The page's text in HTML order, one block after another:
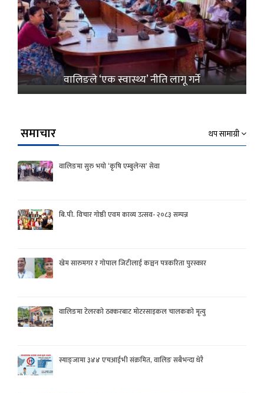
वालिङले ‘एक स्वास्थ्य’ नीति लागू गर्ने
समाचार थप सामाग्री
वालिङमा सुरु भयो ‘कृषि एम्बुलेन्स’ सेवा
बि.पी. विचार गोष्ठी एवम काव्य उत्सव- २०८३ सम्पन्न
खेम सारुमगर र गोपाल जिटीलाई कञ्चन पत्रकरिता पुरस्कार
वालिङमा टेलरको ठक्करबाट मोटरसाइकल चालकको मृत्यु
स्याङ्जामा ३४४ एचआईभी संक्रमित, वालिङ सबैभन्दा धेरै